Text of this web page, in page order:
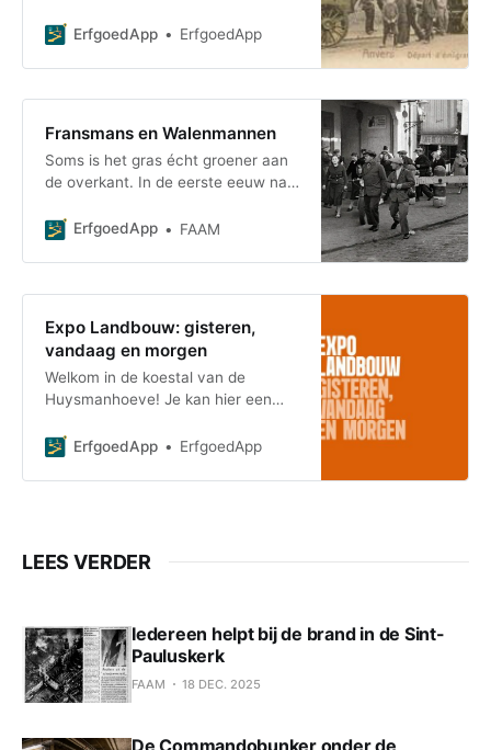
landverhuizers zijn in Antwerpen
ErfgoedApp ErfgoedApp
Fransmans en Walenmannen
Soms is het gras écht groener aan
de overkant. In de eerste eeuw na
zochten vele Vlamingen hun geluk
verlieten huis en haard op zoek
ErfgoedApp FAAM
Expo Landbouw: gisteren,
vandaag en morgen
Welkom in de koestal van de
Huysmanhoeve! Je kan hier een
erfgoedapp of zonder de app eens
ErfgoedApp ErfgoedApp
LEES VERDER
Iedereen helpt bij de brand in de Sint-
Pauluskerk
FAAM 18 DEC. 2025
De Commandobunker onder de